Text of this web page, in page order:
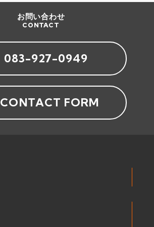
お問い合わせ
CONTACT
083-927-0949
CONTACT FORM